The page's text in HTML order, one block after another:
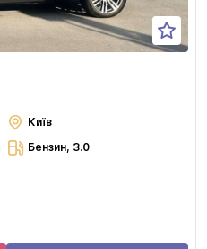
Київ
Бензин, 3.0